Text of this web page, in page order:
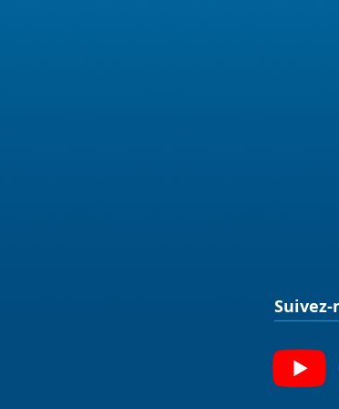
Suivez-